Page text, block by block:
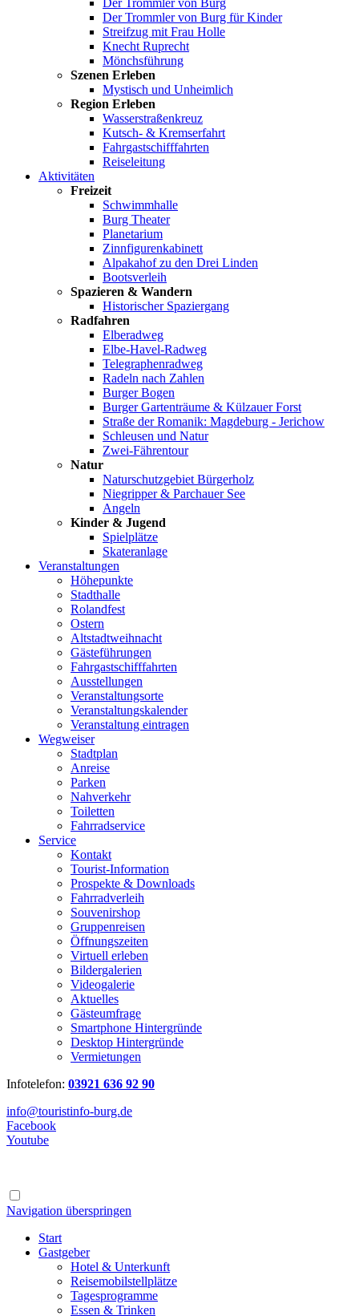
Der Trommler von Burg
Der Trommler von Burg für Kinder
Streifzug mit Frau Holle
Knecht Ruprecht
Mönchsführung
Szenen Erleben
Mystisch und Unheimlich
Region Erleben
Wasserstraßenkreuz
Kutsch- & Kremserfahrt
Fahrgastschifffahrten
Reiseleitung
Aktivitäten
Freizeit
Schwimmhalle
Burg Theater
Planetarium
Zinnfigurenkabinett
Alpakahof zu den Drei Linden
Bootsverleih
Spazieren & Wandern
Historischer Spaziergang
Radfahren
Elberadweg
Elbe-Havel-Radweg
Telegraphenradweg
Radeln nach Zahlen
Burger Bogen
Burger Gartenträume & Külzauer Forst
Straße der Romanik: Magdeburg - Jerichow
Schleusen und Natur
Zwei-Fährentour
Natur
Naturschutzgebiet Bürgerholz
Niegripper & Parchauer See
Angeln
Kinder & Jugend
Spielplätze
Skateranlage
Veranstaltungen
Höhepunkte
Stadthalle
Rolandfest
Ostern
Altstadtweihnacht
Gästeführungen
Fahrgastschifffahrten
Ausstellungen
Veranstaltungsorte
Veranstaltungskalender
Veranstaltung eintragen
Wegweiser
Stadtplan
Anreise
Parken
Nahverkehr
Toiletten
Fahrradservice
Service
Kontakt
Tourist-Information
Prospekte & Downloads
Fahrradverleih
Souvenirshop
Gruppenreisen
Öffnungszeiten
Virtuell erleben
Bildergalerien
Videogalerie
Aktuelles
Gästeumfrage
Smartphone Hintergründe
Desktop Hintergründe
Vermietungen
Infotelefon: 03921 636 92 90
info@touristinfo-burg.de
Facebook
Youtube
Navigation überspringen
Start
Gastgeber
Hotel & Unterkunft
Reisemobilstellplätze
Tagesprogramme
Essen & Trinken